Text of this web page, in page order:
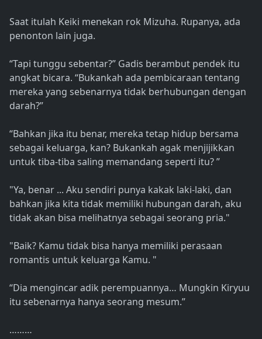
Saat itulah Keiki menekan rok Mizuha. Rupanya, ada
penonton lain juga.
“Tapi tunggu sebentar?” Gadis berambut pendek itu
angkat bicara. “Bukankah ada pembicaraan tentang
mereka yang sebenarnya tidak berhubungan dengan
darah?”
“Bahkan jika itu benar, mereka tetap hidup bersama
sebagai keluarga, kan? Bukankah agak menjijikkan
untuk tiba-tiba saling memandang seperti itu? ”
"Ya, benar ... Aku sendiri punya kakak laki-laki, dan
bahkan jika kita tidak memiliki hubungan darah, aku
tidak akan bisa melihatnya sebagai seorang pria."
"Baik? Kamu tidak bisa hanya memiliki perasaan
romantis untuk keluarga Kamu. "
“Dia mengincar adik perempuannya… Mungkin Kiryuu
itu sebenarnya hanya seorang mesum.”
………